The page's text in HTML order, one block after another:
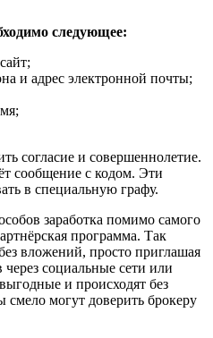
следующее:
и адрес электронной почты;
согласие и совершеннолетие.
сообщение с кодом. Эти
в специальную графу.
заработка помимо самого
программа. Так
вложений, просто приглашая
социальные сети или
и происходят без
могут доверить брокеру